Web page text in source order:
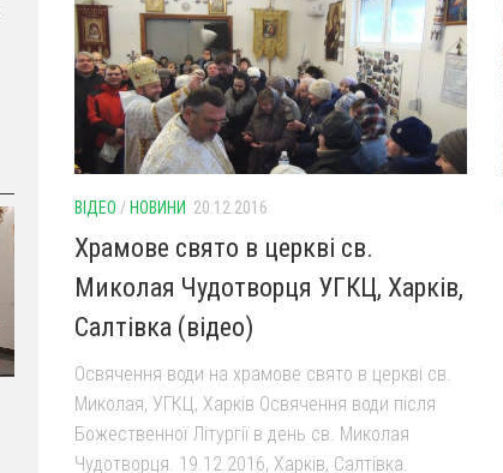
ВІДЕО / НОВИНИ 20.12.2016
Храмове свято в церкві св.
Миколая Чудотворця УГКЦ, Харків,
Салтівка (відео)
Освячення води на храмове свято в церкві св.
Миколая, УГКЦ, Харків Освячення води після
Божественної Літургії в день св. Миколая
Чудотворця. 19.12.2016, Харків, Салтівка.